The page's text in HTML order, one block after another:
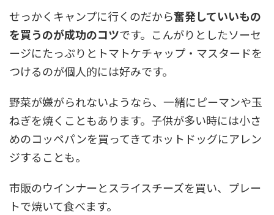
せっかくキャンプに行くのだから奮発していいもの
を買うのが成功のコツです。こんがりとしたソーセ
ージにたっぷりとトマトケチャップ・マスタードを
つけるのが個人的には好みです。
野菜が嫌がられないようなら、一緒にピーマンや玉
ねぎを焼くこともあります。子供が多い時には小さ
めのコッペパンを買ってきてホットドッグにアレン
ジすることも。
市販のウインナーとスライスチーズを買い、プレー
トで焼いて食べます。